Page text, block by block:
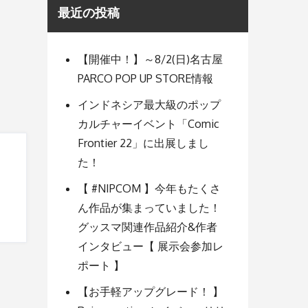
最近の投稿
【開催中！】～8/2(日)名古屋
PARCO POP UP STORE情報
インドネシア最大級のポップ
カルチャーイベント「Comic
Frontier 22」に出展しまし
た！
【 #NIPCOM 】今年もたくさ
ん作品が集まっていました！
グッスマ関連作品紹介&作者
インタビュー【 展示会参加レ
ポート 】
【お手軽アップグレード！ 】